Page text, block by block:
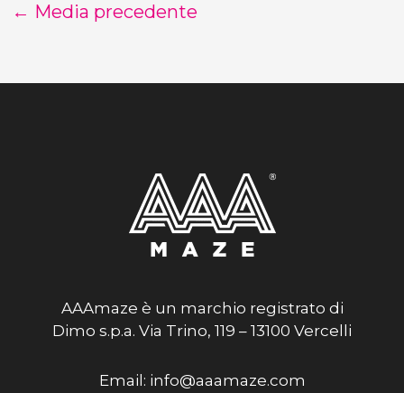
← Media precedente
AAAmaze è un marchio registrato di
Dimo s.p.a. Via Trino, 119 – 13100 Vercelli
Email: info@aaamaze.com